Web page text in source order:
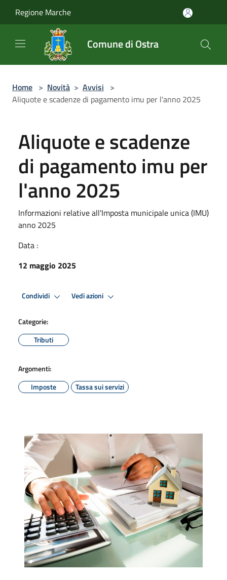
Regione Marche
Comune di Ostra
Home > Novità > Avvisi >
Aliquote e scadenze di pagamento imu per l'anno 2025
Aliquote e scadenze
di pagamento imu per
l'anno 2025
Informazioni relative all'Imposta municipale unica (IMU)
anno 2025
Data :
12 maggio 2025
Condividi Vedi azioni
Categorie:
Tributi
Argomenti:
Imposte
Tassa sui servizi